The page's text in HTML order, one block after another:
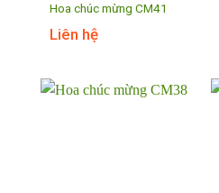
Hoa chúc mừng CM41
Liên hệ